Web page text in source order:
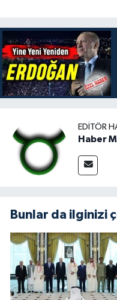
EDITÖR
Haber
Bunlar da ilginizi